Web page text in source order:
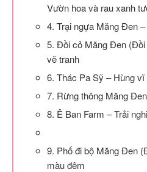
Vườn hoa và rau xanh
4. Trại ngựa Măng Đen
5. Đồi cỏ Măng Đen (Đồi
vẽ tranh
6. Thác Pa Sỹ – Hùng
7. Rừng thông Măng
8. Ê Ban Farm – Trải
9. Phố đi bộ Măng Đen
màu đêm